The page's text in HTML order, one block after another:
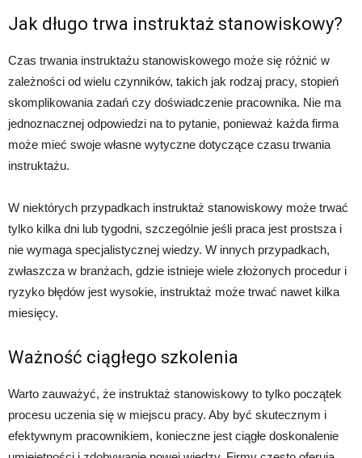
Jak długo trwa instruktaż stanowiskowy?
Czas trwania instruktażu stanowiskowego może się różnić w
zależności od wielu czynników, takich jak rodzaj pracy, stopień
skomplikowania zadań czy doświadczenie pracownika. Nie ma
jednoznacznej odpowiedzi na to pytanie, ponieważ każda firma
może mieć swoje własne wytyczne dotyczące czasu trwania
instruktażu.
W niektórych przypadkach instruktaż stanowiskowy może trwać
tylko kilka dni lub tygodni, szczególnie jeśli praca jest prostsza i
nie wymaga specjalistycznej wiedzy. W innych przypadkach,
zwłaszcza w branżach, gdzie istnieje wiele złożonych procedur i
ryzyko błędów jest wysokie, instruktaż może trwać nawet kilka
miesięcy.
Ważność ciągłego szkolenia
Warto zauważyć, że instruktaż stanowiskowy to tylko początek
procesu uczenia się w miejscu pracy. Aby być skutecznym i
efektywnym pracownikiem, konieczne jest ciągłe doskonalenie